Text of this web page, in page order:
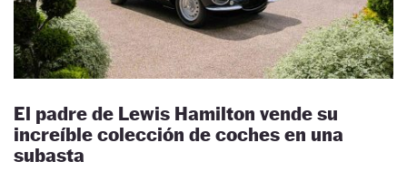
El padre de Lewis Hamilton vende su
increíble colección de coches en una
subasta